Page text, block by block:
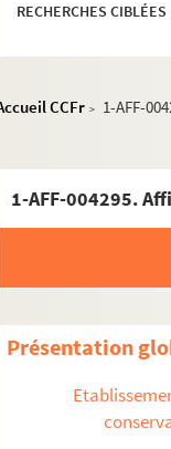
RECHERCHES CIBLÉES
CCFr > 1-AFF-
1-AFF-004295.
Présentation
Année 1886
Année 1898
Année 1906
Janvier